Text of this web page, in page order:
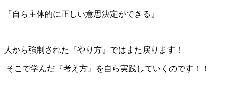
『自ら主体的に正しい意思決定ができる』
人から強制された『やり方』ではまた戻ります！
そこで学んだ『考え方』を自ら実践していくのです！！